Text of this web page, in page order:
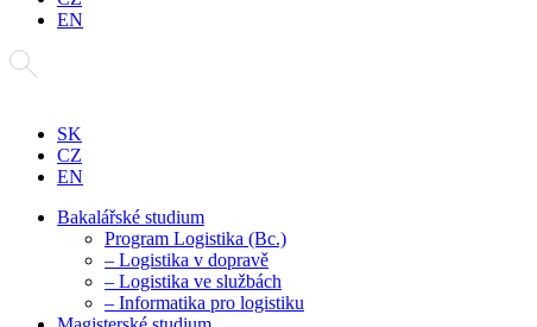
EN
SK
CZ
EN
Bakalářské studium
Program Logistika (Bc.)
– Logistika v dopravě
– Logistika ve službách
– Informatika pro logistiku